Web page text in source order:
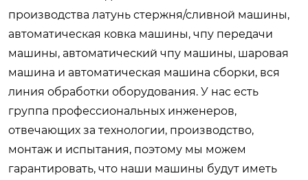
производства латунь стержня/сливной машины,
автоматическая ковка машины, чпу передачи
машины, автоматический чпу машины, шаровая
машина и автоматическая машина сборки, вся
линия обработки оборудования. У нас есть
группа профессиональных инженеров,
отвечающих за технологии, производство,
монтаж и испытания, поэтому мы можем
гарантировать, что наши машины будут иметь